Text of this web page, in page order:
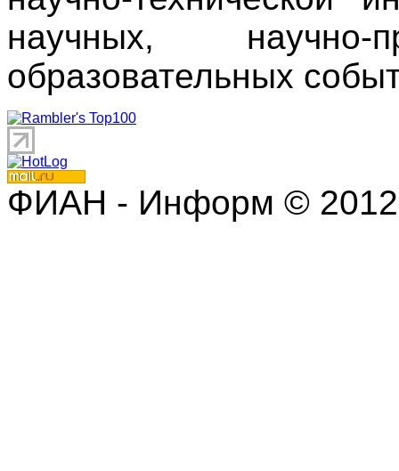
научных,
образовательных
ФИАН - Информ © 2012